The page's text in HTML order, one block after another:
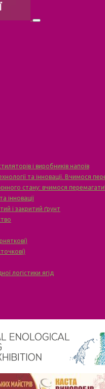
і виробників напоїв
та інновації. Вчимося
стану: вчимося перемагати!
інновації
і закритий ґрунт
логістики ягід